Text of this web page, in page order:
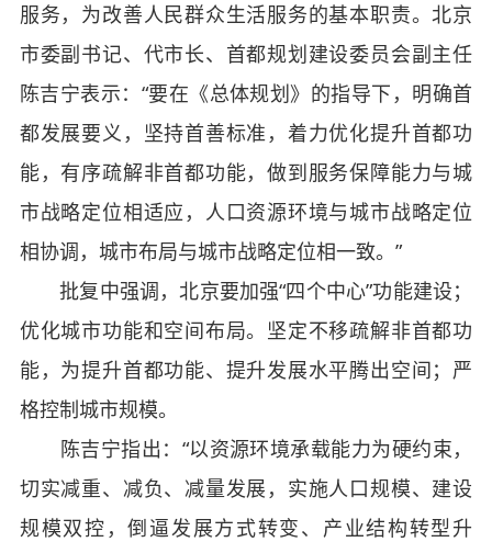
服务，为改善人民群众生活服务的基本职责。北京
市委副书记、代市长、首都规划建设委员会副主任
陈吉宁表示：“要在《总体规划》的指导下，明确首
都发展要义，坚持首善标准，着力优化提升首都功
能，有序疏解非首都功能，做到服务保障能力与城
市战略定位相适应，人口资源环境与城市战略定位
相协调，城市布局与城市战略定位相一致。”
批复中强调，北京要加强“四个中心”功能建设；
优化城市功能和空间布局。坚定不移疏解非首都功
能，为提升首都功能、提升发展水平腾出空间；严
格控制城市规模。
陈吉宁指出：“以资源环境承载能力为硬约束，
切实减重、减负、减量发展，实施人口规模、建设
规模双控，倒逼发展方式转变、产业结构转型升